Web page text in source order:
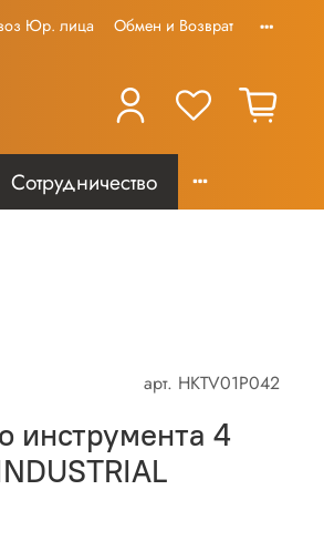
Юр. лица Обмен и Возврат
Сотрудничество
арт. HKTV01P042
инструмента 4